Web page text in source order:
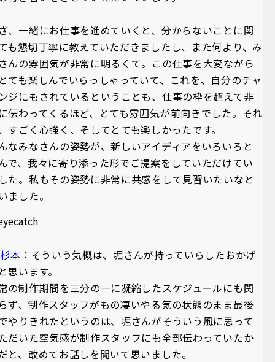
、一緒にお仕事を進めていくと、分からないことに関
も懇切丁寧に教えていただきましたし、また何より、み
んの雰囲気が非常に明るくて。この仕事を大変ながら
ても楽しんでいらっしゃっていて、これを、自分のチャ
ジにもされているということも、仕事の枠を超えて非
伝わってくるほど、とても雰囲気が前向きでした。それ
すごく心強く、そしてとても楽しかったです。
なみなさんの姿勢が、新しいアイディアをいろいろと
で、我々に寄り添った形でご提案をしていただけてい
た。私もその姿勢に非常に共感をして見習いたいなと
ました。
本 ：そういう気概は、堀さんが持っていらしたおかげ
思います。
の制作期間を三分の一に凝縮したスケジュールにも関
ず、制作スタッフがもの凄いやる気の状態のまま最後
やりきれたというのは、堀さんがそういう風に思って
だいた空気感が制作スタッフにも全部伝わっていたか
と、改めてお話しを聞いて思いました。